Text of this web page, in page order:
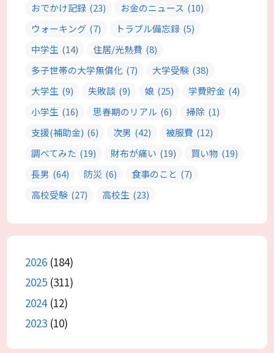
おでかけ記録 (23) お金のニュース (10)
ウォーキング (7) トラブル備忘録 (5)
中学生 (14) 住居/光熱費 (8)
多子世帯の大学無償化 (7) 大学受験 (38)
大学生 (9) 失敗談 (9) 娘 (25) 学費貯金 (4)
小学生 (16) 思春期のリアル (6) 掃除 (1)
支援(補助金) (6) 次男 (42) 被服費 (12)
調べてみた (19) 財布が痛い (19) 買い物 (19)
長男 (64) 防災 (6) 食事のこと (7)
高校受験 (27) 高校生 (23)
2026 (184)
2025 (311)
2024(12)
2023 (10)